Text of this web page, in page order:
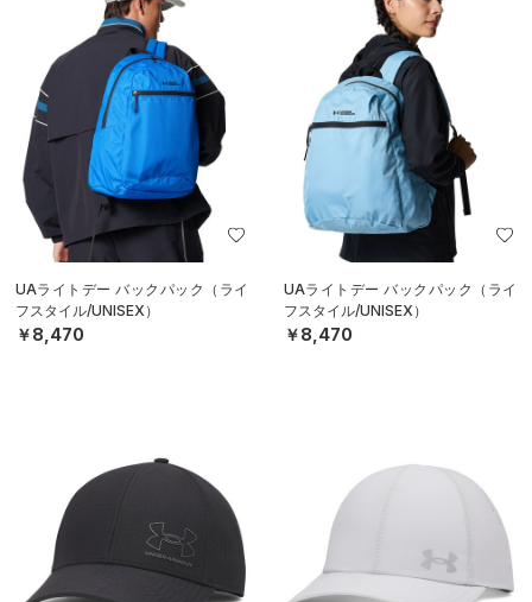
UAライトデー バックパック（ライ
フスタイル/UNISEX）
￥8,470
UAライトデー バックパック（ライ
フスタイル/UNISEX）
￥8,470